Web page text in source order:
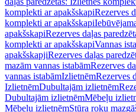
komplekti ar apakšskapiRezerves
komplekti ar apakšskapi
apakšskapiRezerves daļas
komplekti ar apakšskapiVannas
apakšskapjiRezerves daļas
mazām vannas istabāmRezerves
vannas istabāmIzlietnēmRezerves
IzlietnēmDubultajām izlietnēm
Dubultajām izlietnēmMēbeļu
Mēbeļu izlietnēmStūra roku